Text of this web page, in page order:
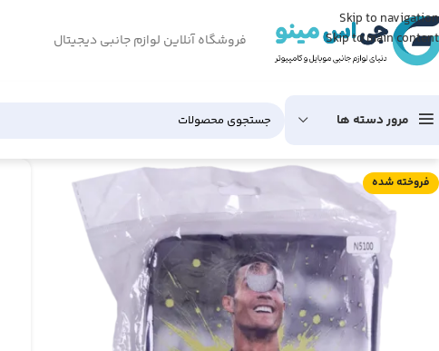
Skip to navigation
Skip to main content
فروشگاه آنلاین لوازم جانبی دیجیتال
مرور دسته ها
فروخته شده